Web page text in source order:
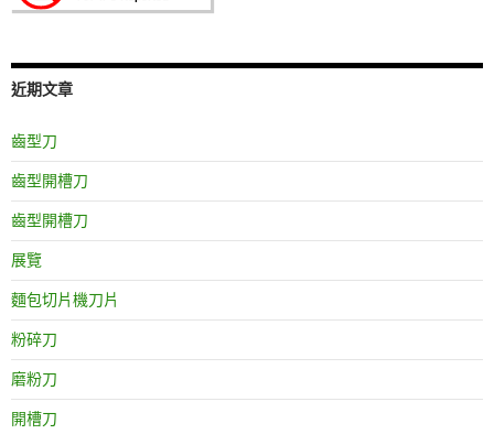
近期文章
齒型刀
齒型開槽刀
齒型開槽刀
展覽
麵包切片機刀片
粉碎刀
磨粉刀
開槽刀